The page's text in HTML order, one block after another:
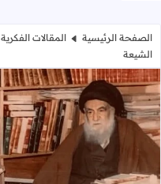
الصفحة الرئيسية المقالات الفكرية
الشيعة